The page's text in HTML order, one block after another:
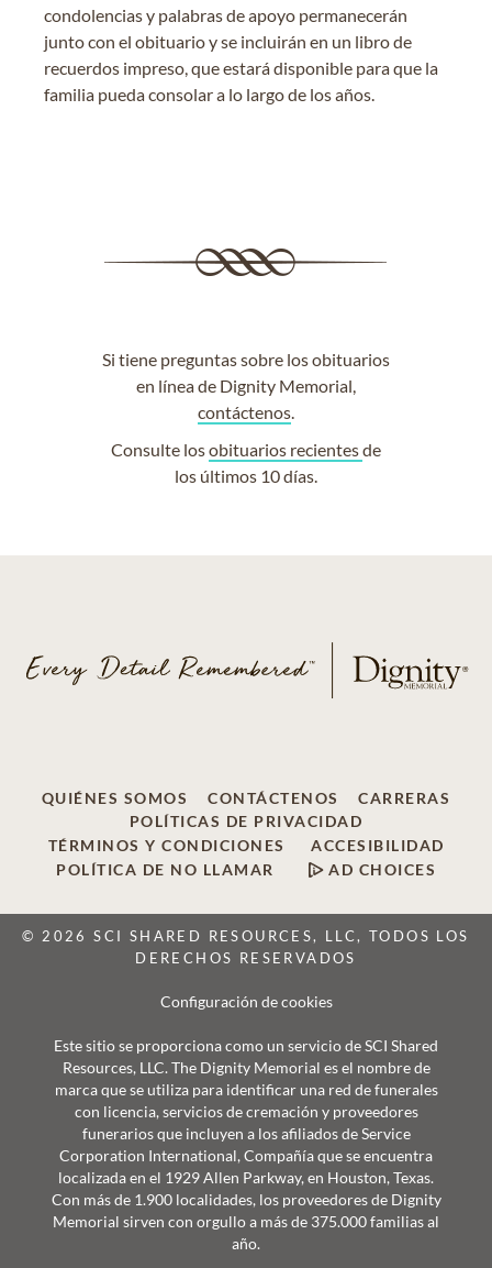
condolencias y palabras de apoyo permanecerán
junto con el obituario y se incluirán en un libro de
recuerdos impreso, que estará disponible para que la
familia pueda consolar a lo largo de los años.
Si tiene preguntas sobre los obituarios
en línea de Dignity Memorial,
contáctenos.
Consulte losobituarios recientesde
los últimos 10 días.
QUIÉNES SOMOS CONTÁCTENOS
CARRERAS
POLÍTICAS DE PRIVACIDAD
TÉRMINOS Y CONDICIONES
ACCESIBILIDAD
POLÍTICA DE NO LLAMAR
AD CHOICES
© 2026 SCI SHARED RESOURCES, LLC, TODOS LOS
DERECHOS RESERVADOS
Configuración de cookies
Este sitio se proporciona como un servicio de SCI Shared
Resources, LLC. The Dignity Memorial es el nombre de
marca que se utiliza para identificar una red de funerales
con licencia, servicios de cremación y proveedores
funerarios que incluyen a los afiliados de Service
Corporation International, Compañía que se encuentra
localizada en el 1929 Allen Parkway, en Houston, Texas.
Con más de 1.900 localidades, los proveedores de Dignity
Memorial sirven con orgullo a más de 375.000 familias al
año.